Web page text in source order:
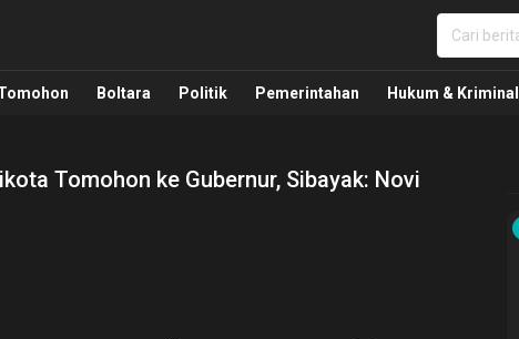
Politik, Pemerintahan, Hukum Kriminal dan Nasional
Boltara Politik Pemerintahan Hukum & Kriminal
Tomohon ke Gubernur, Sibayak: Novi